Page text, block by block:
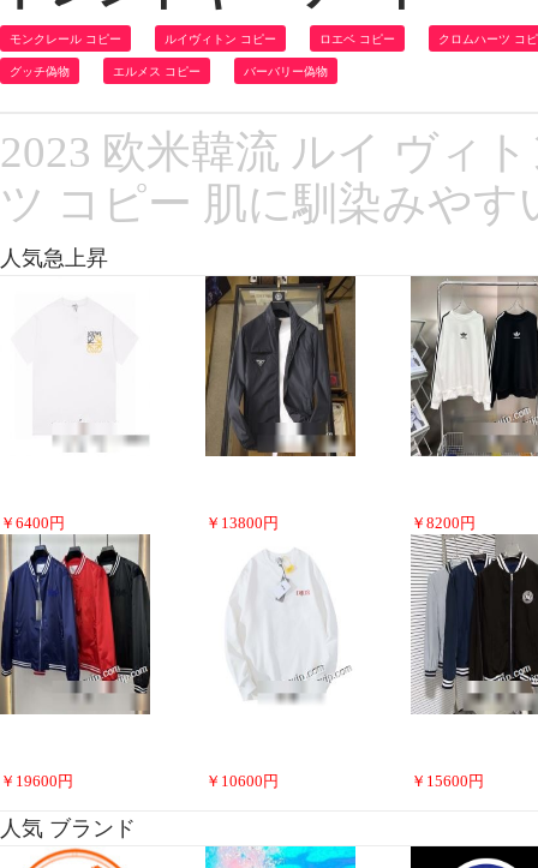
モンクレール コピー ルイヴィトン コピー ロエベ コピー クロムハーツ コ
グッチ偽物 エルメス コピー バーバリー偽物
2023 欧米韓流 ルイ ヴィ
ツ コピー 肌に馴染みやす
人気急上昇
￥ 6400 円 ￥ 13800 円 ￥ 8200 円
￥ 19600 円 ￥ 10600 円 ￥ 15600 円
人気 ブランド